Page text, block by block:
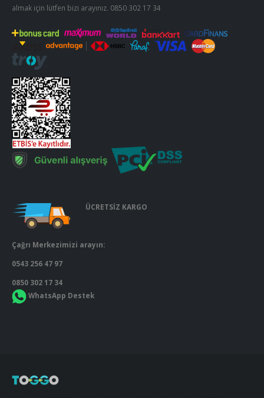
almak için lütfen bizi arayınız. 0850 302 17 34
ÜCRETSİZ KARGO
Çağrı Merkezimizi arayın:
0543 256 47 97
0850 302 17 34
WhatsApp Destek